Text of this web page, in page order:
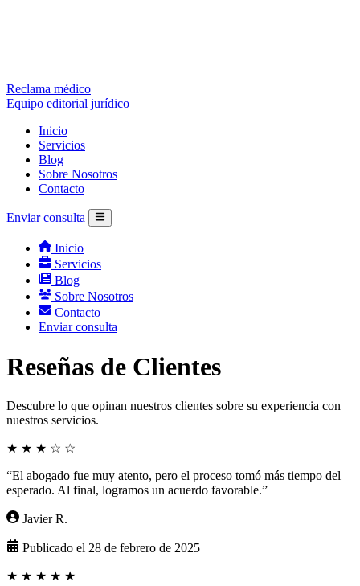
Reclama médico
Equipo editorial jurídico
Inicio
Servicios
Blog
Sobre Nosotros
Contacto
Enviar consulta
Inicio
Servicios
Blog
Sobre Nosotros
Contacto
Enviar consulta
Reseñas de Clientes
Descubre lo que opinan nuestros clientes sobre su experiencia con
nuestros servicios.
★ ★ ★ ☆ ☆
“El abogado fue muy atento, pero el proceso tomó más tiempo del
esperado. Al final, logramos un acuerdo favorable.”
Javier R.
Publicado el 28 de febrero de 2025
★ ★ ★ ★ ★